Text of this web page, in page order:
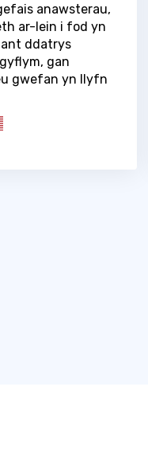
anawsterau,
ar-lein i fod yn
ddatrys
gan
gwefan yn llyfn